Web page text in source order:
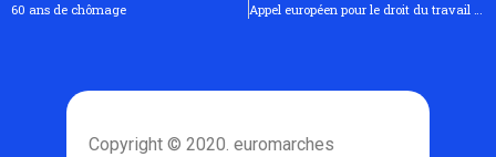
60 ans de chômage Appel européen pour le droit du travail et les droits syndicaux au sein de l’Union européenne
Copyright © 2020. euromarches